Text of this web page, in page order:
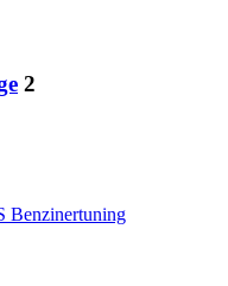
2
Benzinertuning